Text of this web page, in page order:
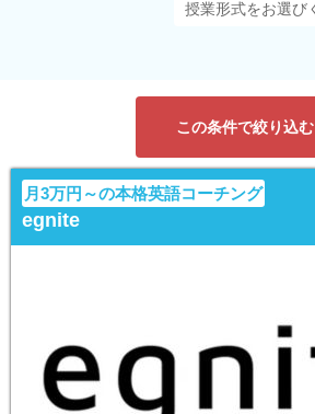
この条件で絞り込む
月3万円～の本格英語コーチング
egnite